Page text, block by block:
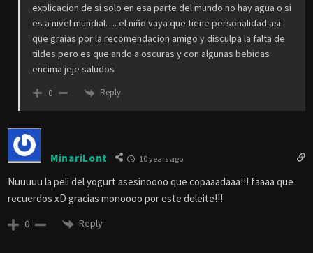
explicacion de si solo en esa parte del mundo no hay agua o si
es a nivel mundial…. el niño vaya que tiene personalidad asi
que graias por la recomendacion amigo y disculpa la falta de
tildes pero es que ando a oscuras y con algunas bebidas
encima jeje saludos
0 Reply
MinariLont 10 years ago
Nuuuuu la peli del yogurt asesinoooo que copaaadaaa!!! faaaa que
recuerdos xD gracias monoooo por este deleite!!!
0 Reply